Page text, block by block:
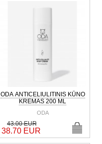
ODA ANTICELIULITINIS KŪNO
KREMAS 200 ML
ODA
43.00 EUR
38.70 EUR